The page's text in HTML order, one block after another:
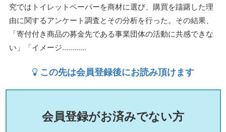
究ではトイレットペーパーを商材に選び、購買を躊躇した理
由に関するアンケート調査とその分析を行った。その結果、
「寄付付き商品の募金先である事業団体の活動に共感できな
い」「イメージ............
この先は会員登録後にお読み頂けます
会員登録がお済みでない方